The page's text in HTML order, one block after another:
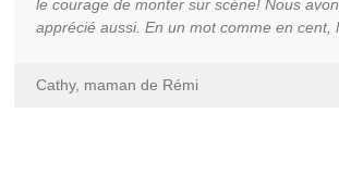
le courage de monter sur scène! Nous
apprécié aussi. En un mot comme en cent,
Cathy, maman de Rémi